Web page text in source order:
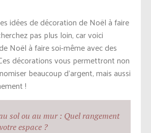
idées de décoration de Noël à faire
pas plus loin, car voici
Noël à faire soi-même avec des
décorations vous permettront non
beaucoup d’argent, mais aussi
!
sol ou au mur : Quel rangement
espace ?